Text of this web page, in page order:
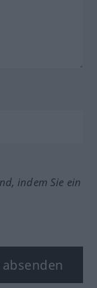
indem Sie ein